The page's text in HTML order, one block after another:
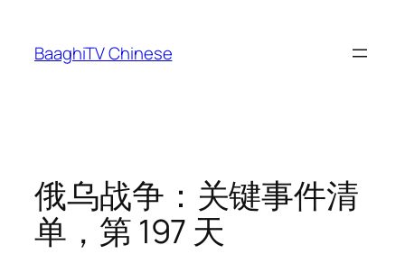
content
BaaghiTV Chinese
俄乌战争：关键事件清
单，第 197 天